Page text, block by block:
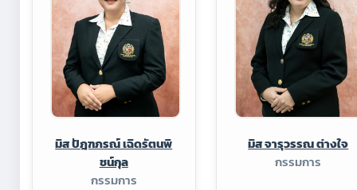
มิส ปัฎฑภรณ์ เฉิดรัตนพิ
ชน์กุล
กรรมการ
มิส จารุวรรณ ต่างใจ
กรรมการ